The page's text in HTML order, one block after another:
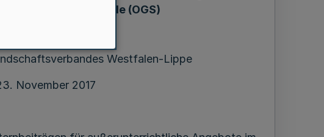
Ganztagsschule (OGS)
Förderschulen
Westfalen-Lippe
November 2017